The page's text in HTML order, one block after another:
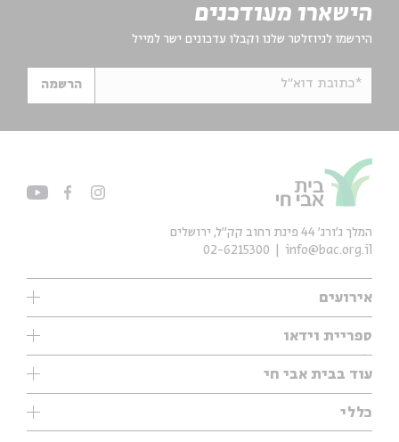
הישארו מעודכנים
הירשמו לניוזלטר שלנו וקבלו עדכונים ישר למייל
*כתובת דוא"ל הרשמה
אירועים
עיון
אנגלית
נוער
ספריית וידאו
ילדים
מוזיקה
עיון
מיוחדים
עוד בבית אבי חי
תערוכות
מיוחדים
כללי
המלך ג'ורג' 44 פינת רחוב קק״ל, ירושלים
info@bac.org.il
02-6215300